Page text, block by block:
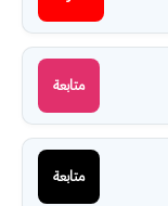
متابعة
متابعة